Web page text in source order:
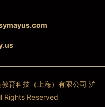
育科技（上海）有限公司 沪
Rights Reserved